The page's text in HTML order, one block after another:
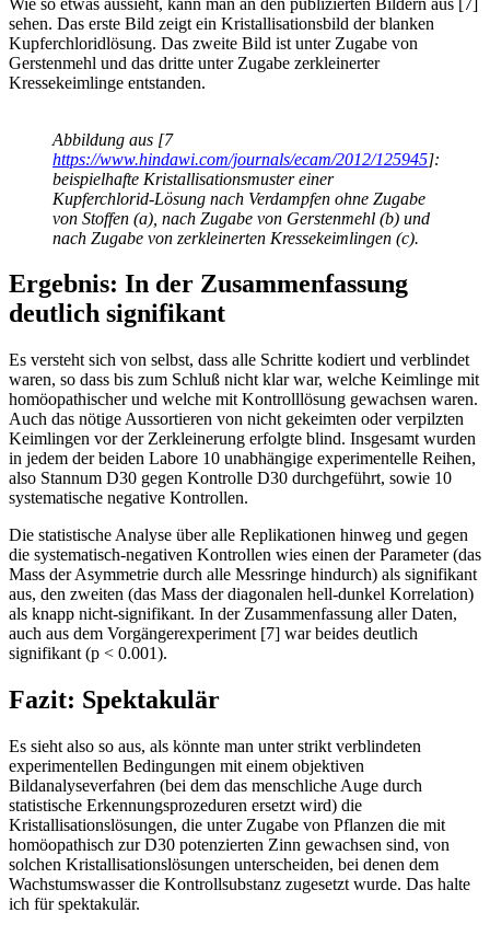
sehen. Das erste Bild zeigt ein Kristallisationsbild der blanken
Kupferchloridlösung. Das zweite Bild ist unter Zugabe von
Gerstenmehl und das dritte unter Zugabe zerkleinerter
Kressekeimlinge entstanden.
Abbildung aus [7
https://www.hindawi.com/journals/ecam/2012/125945]:
beispielhafte Kristallisationsmuster einer
Kupferchlorid-Lösung nach Verdampfen ohne Zugabe
von Stoffen (a), nach Zugabe von Gerstenmehl (b) und
nach Zugabe von zerkleinerten Kressekeimlingen (c).
Ergebnis: In der Zusammenfassung
deutlich signifikant
Es versteht sich von selbst, dass alle Schritte kodiert und verblindet
waren, so dass bis zum Schluß nicht klar war, welche Keimlinge mit
homöopathischer und welche mit Kontrolllösung gewachsen waren.
Auch das nötige Aussortieren von nicht gekeimten oder verpilzten
Keimlingen vor der Zerkleinerung erfolgte blind. Insgesamt wurden
in jedem der beiden Labore 10 unabhängige experimentelle Reihen,
also Stannum D30 gegen Kontrolle D30 durchgeführt, sowie 10
systematische negative Kontrollen.
Die statistische Analyse über alle Replikationen hinweg und gegen
die systematisch-negativen Kontrollen wies einen der Parameter (das
Mass der Asymmetrie durch alle Messringe hindurch) als signifikant
aus, den zweiten (das Mass der diagonalen hell-dunkel Korrelation)
als knapp nicht-signifikant. In der Zusammenfassung aller Daten,
auch aus dem Vorgängerexperiment [7] war beides deutlich
signifikant (p < 0.001).
Fazit: Spektakulär
Es sieht also so aus, als könnte man unter strikt verblindeten
experimentellen Bedingungen mit einem objektiven
Bildanalyseverfahren (bei dem das menschliche Auge durch
statistische Erkennungsprozeduren ersetzt wird) die
Kristallisationslösungen, die unter Zugabe von Pflanzen die mit
homöopathisch zur D30 potenzierten Zinn gewachsen sind, von
solchen Kristallisationslösungen unterscheiden, bei denen dem
Wachstumswasser die Kontrollsubstanz zugesetzt wurde. Das halte
ich für spektakulär.